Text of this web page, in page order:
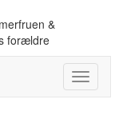
&
forældre
Toggle